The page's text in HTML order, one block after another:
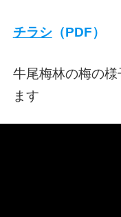
チラシ（PDF）
牛尾梅林の梅の
ます